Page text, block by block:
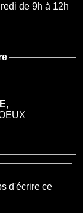
de 9h à 12h
,
d'écrire ce